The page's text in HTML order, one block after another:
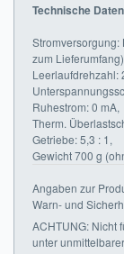
MEIN
Technische
Stromversorgung:
zum
Leerlaufdrehzahl:
Ruhestrom: 0 mA,
Therm.
Getriebe: 5,3 : 1,
Gewicht 700 g
Angaben zur
Warn- und
ACHTUNG: Nicht
unter